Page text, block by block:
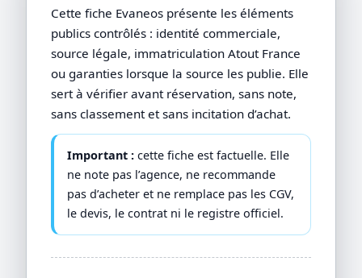
Cette fiche Evaneos présente les éléments
publics contrôlés : identité commerciale,
source légale, immatriculation Atout France
ou garanties lorsque la source les publie. Elle
sert à vérifier avant réservation, sans note,
sans classement et sans incitation d’achat.
Important : cette fiche est factuelle. Elle
ne note pas l’agence, ne recommande
pas d’acheter et ne remplace pas les CGV,
le devis, le contrat ni le registre officiel.